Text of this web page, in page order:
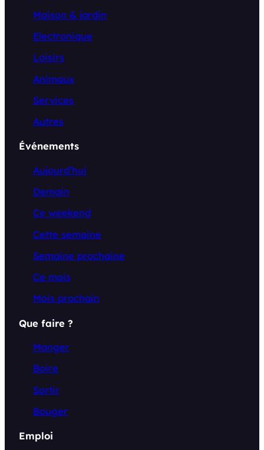
Maison & jardin
Electronique
Loisirs
Animaux
Services
Autres
Événements
Aujourd’hui
Demain
Ce weekend
Cette semaine
Semaine prochaine
Ce mois
Mois prochain
Que faire ?
Manger
Boire
Sortir
Bouger
Emploi